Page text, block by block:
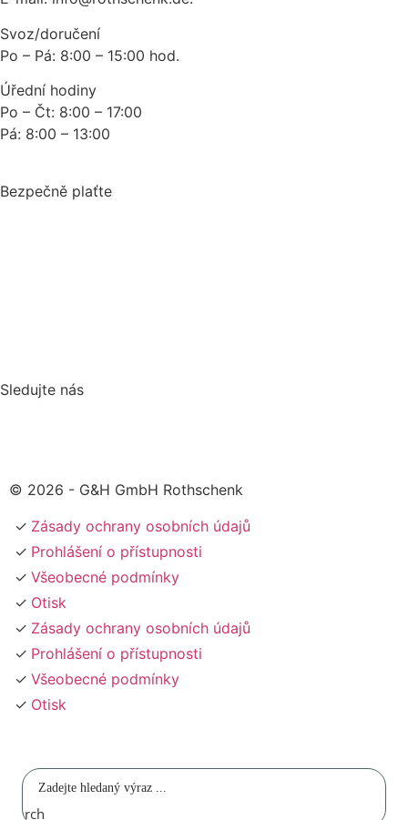
Svoz/doručení
Po – Pá: 8:00 – 15:00 hod.
Úřední hodiny
Po – Čt: 8:00 – 17:00
Pá: 8:00 – 13:00
Bezpečně plaťte
Sledujte nás
© 2026 - G&H GmbH Rothschenk
Zásady ochrany osobních údajů
Prohlášení o přístupnosti
Všeobecné podmínky
Otisk
Zásady ochrany osobních údajů
Prohlášení o přístupnosti
Všeobecné podmínky
Otisk
Search